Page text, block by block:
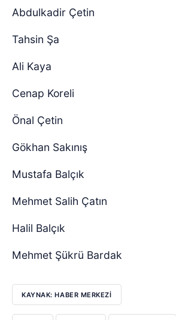
Abdulkadir Çetin
Tahsin Şa
Ali Kaya
Cenap Koreli
Önal Çetin
Gökhan Sakınış
Mustafa Balçık
Mehmet Salih Çatın
Halil Balçık
Mehmet Şükrü Bardak
KAYNAK: HABER MERKEZI